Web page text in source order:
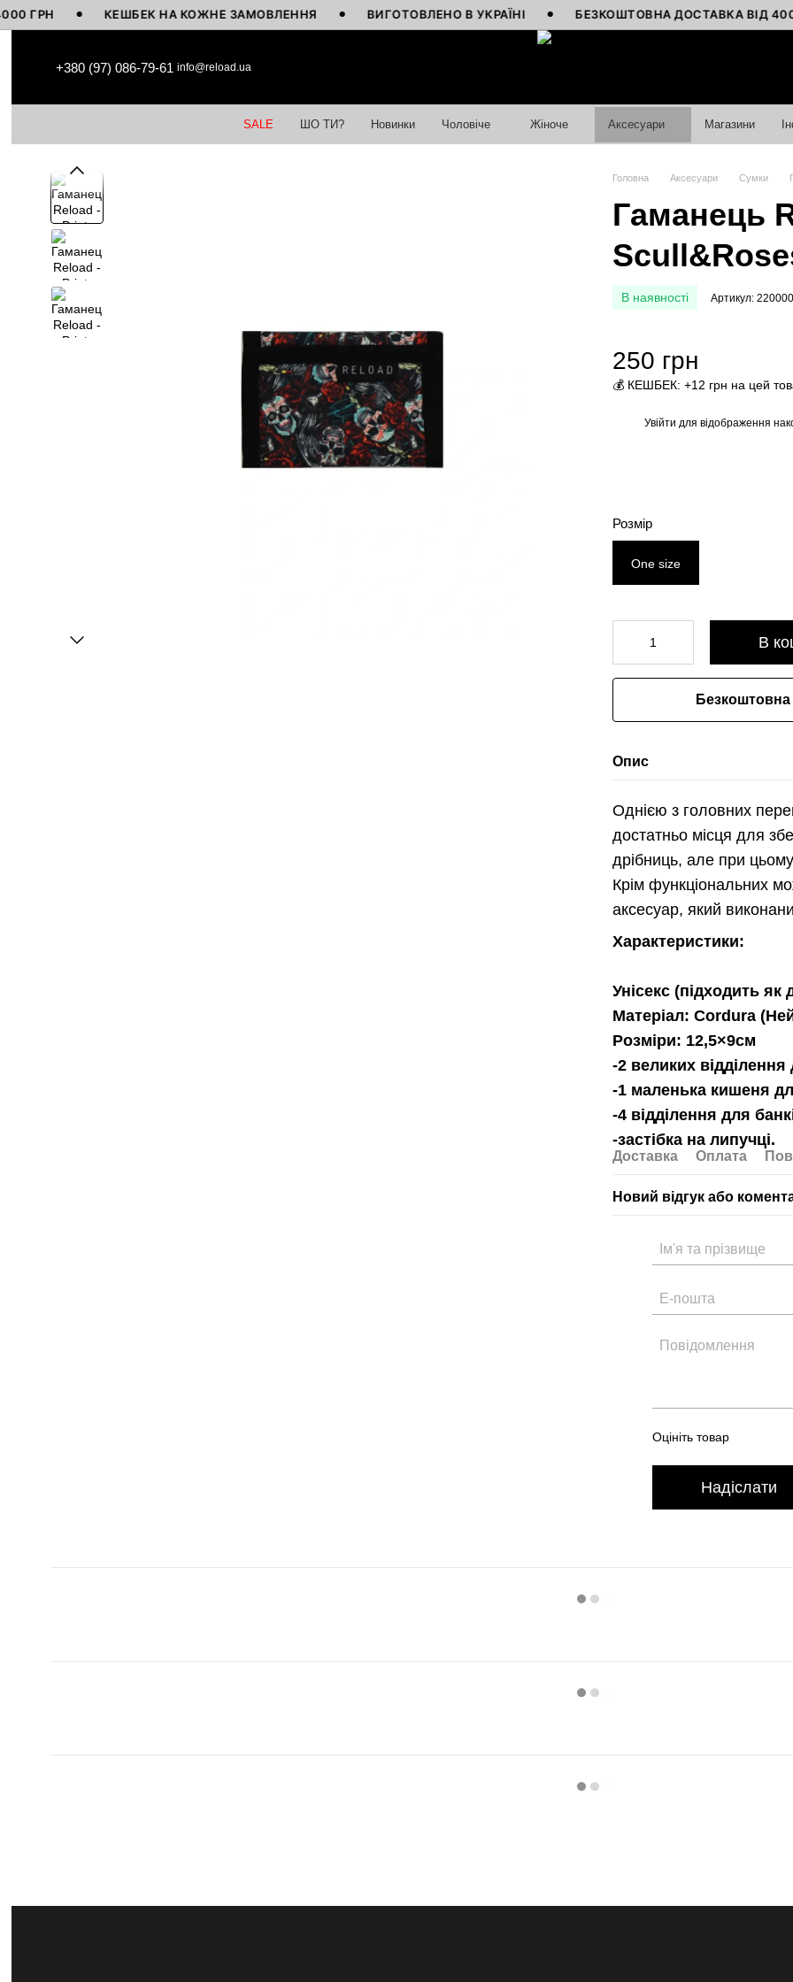
КЕШБЕК НА КОЖНЕ ЗАМОВЛЕННЯ ВИГОТОВЛЕНО В УКРАЇНІ БЕЗКОШТОВНА ДОСТАВКА ВІД 4000 ГРН
+380 (97) 086-79-61 info@reload.ua
SALE ШО ТИ? Новинки Чоловіче Жіноче Аксесуари Магазини
Головна Аксесуари Сумки
Гаманець
В наявності Артикул:
250 грн
💰 КЕШБЕК: +12 грн на цей
Увійти для відображення
Розмір
One size
В
Безкоштовна
Опис
Однією з головних
достатньо місця для
дрібниць, але при
Крім функціональних
аксесуар, який
Характеристики:
Унісекс (підходить як
Матеріал: Cordura
Розміри: 12,5×9см
-2 великих
-1 маленька кишеня
-4 відділення для
-застібка на липучці.
Доставка Оплата
Новий відгук або
Оцініть товар
Надіслати